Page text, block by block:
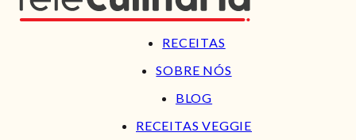
RECEITAS
SOBRE NÓS
BLOG
RECEITAS VEGGIE